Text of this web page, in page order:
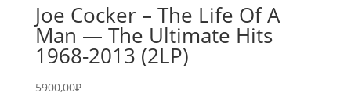
Joe Cocker – The Life Of A
Man — The Ultimate Hits
1968-2013 (2LP)
5900,00₽